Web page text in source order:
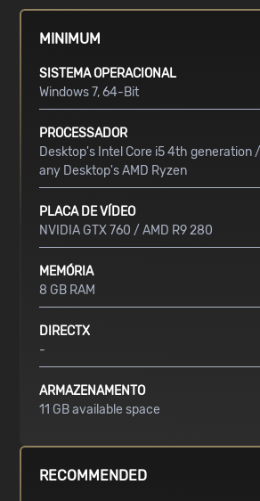
MINIMUM
SISTEMA OPERACIONAL
Windows 7, 64-Bit
PROCESSADOR
Desktop's Intel Core i5 4th generation
any Desktop's AMD Ryzen
PLACA DE VÍDEO
NVIDIA GTX 760 / AMD R9 280
MEMÓRIA
8 GB RAM
DIRECTX
-
ARMAZENAMENTO
11 GB available space
RECOMMENDED